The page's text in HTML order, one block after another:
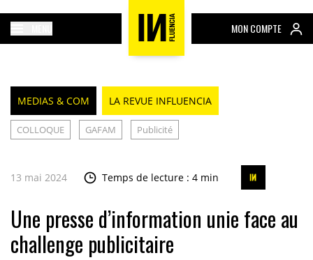
MON COMPTE
MEDIAS & COM LA REVUE INFLUENCIA
COLLOQUE GAFAM Publicité
13 mai 2024 Temps de lecture : 4 min
Une presse d’information unie face au
challenge publicitaire